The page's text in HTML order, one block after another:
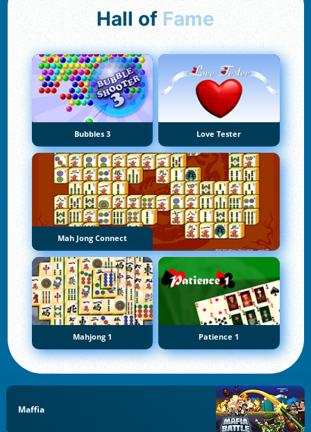
Hall of Fame
Bubbles 3 Love Tester
Mah Jong Connect
Mahjong 1 Patience 1
Maffia